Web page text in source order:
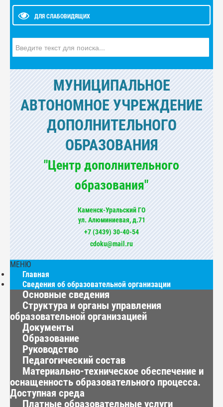
ДЛЯ СЛАБОВИДЯЩИХ
МУНИЦИПАЛЬНОЕ
АВТОНОМНОЕ УЧРЕЖДЕНИЕ
ДОПОЛНИТЕЛЬНОГО
ОБРАЗОВАНИЯ
"Центр дополнительного
образования"
Каменск-Уральский ГО
ул. Алюминиевая, д.71
+7 (3439) 30-40-54
cdoku@mail.ru
МЕНЮ
Главная
Сведения об образовательной организации
Основные сведения
Структура и органы управления
образовательной организацией
Документы
Образование
Руководство
Педагогический состав
Материально-техническое обеспечение и
оснащенность образовательного процесса.
Доступная среда
Платные образовательные услуги